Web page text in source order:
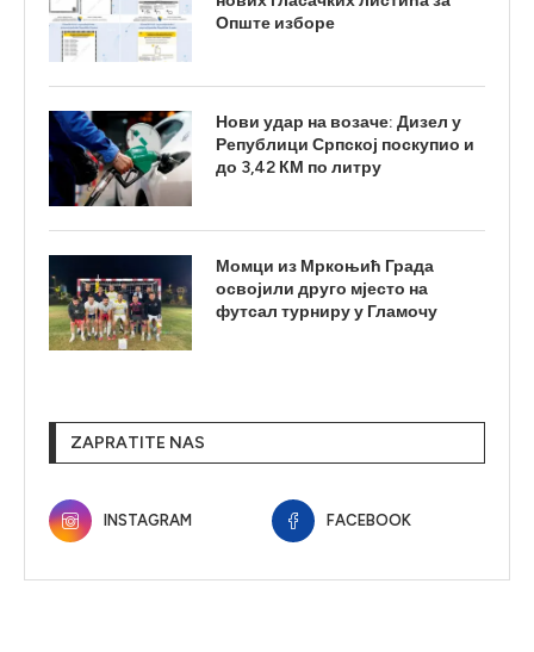
Опште изборе
Нови удар на возаче: Дизел у
Републици Српској поскупио и
до 3,42 КМ по литру
Момци из Мркоњић Града
освојили друго мјесто на
футсал турниру у Гламочу
ZAPRATITE NAS
INSTAGRAM FACEBOOK